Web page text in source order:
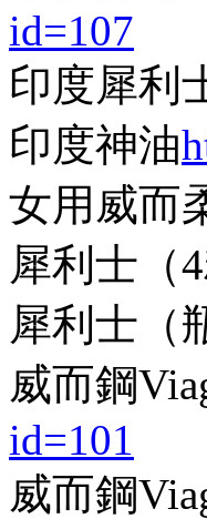
id=107
印度犀利
印度神油
女用威而
犀利士（4
犀利士（
威而鋼
id=101
威而鋼